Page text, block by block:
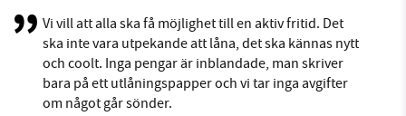
Vi vill att alla ska få möjlighet till en aktiv fritid. Det
ska inte vara utpekande att låna, det ska kännas nytt
och coolt. Inga pengar är inblandade, man skriver
bara på ett utlåningspapper och vi tar inga avgifter
om något går sönder.